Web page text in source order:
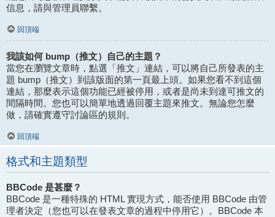
信息，請與管理員聯繫。
回頂端
我該如何 bump（推文）自己的主題？
當您在瀏覽文章時，點選「推文」連結，可以將自己所發表的主
題 bump（推文）到該版面的第一頁最上頭。如果您看不到這個
連結，那麼表示這個功能已經被停用，或者是尚未到達可推文的
間隔時間。您也可以簡單地透過回覆主題來推文。無論您怎麼
做，請確實遵守討論區的規則。
回頂端
格式和主題類型
BBCode 是甚麼？
BBCode 是一種特殊的 HTML 實現方式，能否使用 BBCode 由管
理者決定（您也可以在發表文章的過程中停用它）。BBCode 本